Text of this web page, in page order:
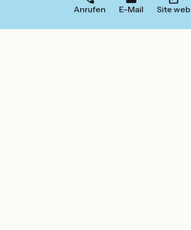
Anrufen E-Mail Site web